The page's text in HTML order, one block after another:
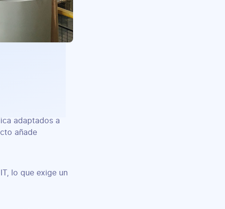
adaptados a
añade
lo que exige un